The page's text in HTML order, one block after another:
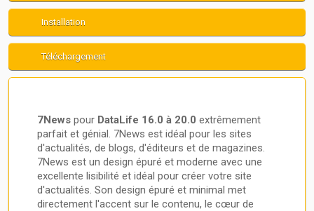
Installation
Téléchargement
7News pour DataLife 16.0 à 20.0 extrêmement
parfait et génial. 7News est idéal pour les sites
d'actualités, de blogs, d'éditeurs et de magazines.
7News est un design épuré et moderne avec une
excellente lisibilité et idéal pour créer votre site
d'actualités. Son design épuré et minimal met
directement l'accent sur le contenu, le cœur de